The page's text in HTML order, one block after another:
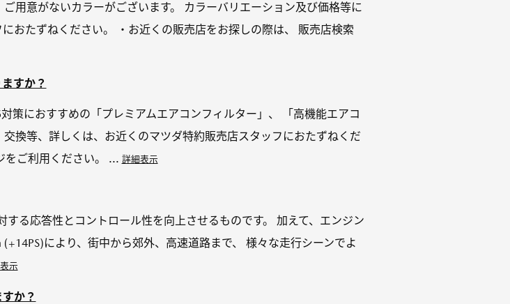
用意がないカラーがございます。 カラーバリエーション及び価格等に
おたずねください。 ・お近くの販売店をお探しの際は、 販売店検索
すか？
策におすすめの「プレミアムエアコンフィルター」、 「高機能エアコ
換等、詳しくは、お近くのマツダ特約販売店スタッフにおたずねくだ
をご利用ください。 ... 詳細表示
る応答性とコントロール性を向上させるものです。 加えて、エンジン
により、街中から郊外、高速道路まで、 様々な走行シーンでよ
示
か？